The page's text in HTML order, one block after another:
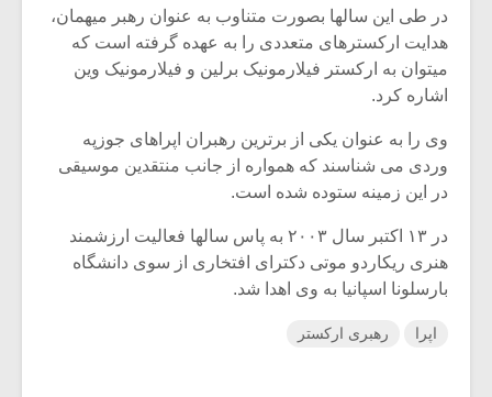
در طی این سالها بصورت متناوب به عنوان رهبر میهمان،
هدایت ارکسترهای متعددی را به عهده گرفته است که
میتوان به ارکستر فیلارمونیک برلین و فیلارمونیک وین
اشاره کرد.
وی را به عنوان یکی از برترین رهبران اپراهای جوزپه
وردی می شناسند که همواره از جانب منتقدین موسیقی
در این زمینه ستوده شده است.
در ۱۳ اکتبر سال ۲۰۰۳ به پاس سالها فعالیت ارزشمند
هنری ریکاردو موتی دکترای افتخاری از سوی دانشگاه
بارسلونا اسپانیا به وی اهدا شد.
اپرا رهبری ارکستر